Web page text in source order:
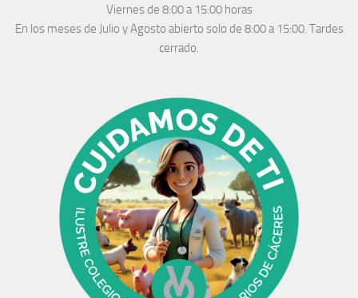
Viernes de 8:00 a 15:00 horas
En los meses de Julio y Agosto abierto solo de 8:00 a 15:00. Tardes
cerrado.